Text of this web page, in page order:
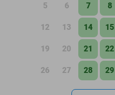
5 6 7 8
12 13 14 15
19 20 21 22
26 27 28 29